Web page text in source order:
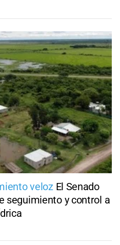
veloz El Senado
seguimiento y control a